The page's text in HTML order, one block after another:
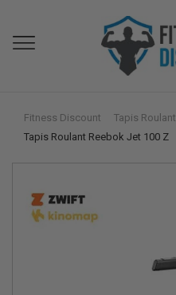
Fitness Discount Tapis Roulant
Tapis Roulant Reebok Jet 100 Z